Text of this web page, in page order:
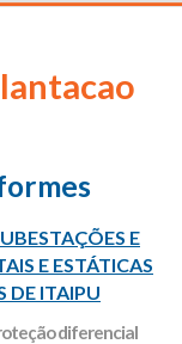
E
E ESTÁTICAS
DE ITAIPU
diferencial